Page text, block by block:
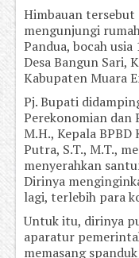
Himbauan tersebut
mengunjungi
Pandua, bocah
Desa Bangun Sari,
Kabupaten Muara
Pj. Bupati
Perekonomian dan
M.H., Kepala
Putra, S.T., M.T.,
menyerahkan
Dirinya
lagi, terlebih para
Untuk itu, dirinya
aparatur
memasang